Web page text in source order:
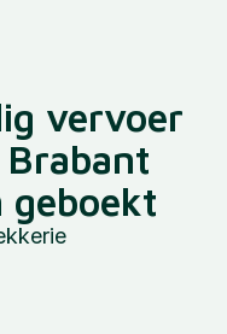
vervoer
geboekt